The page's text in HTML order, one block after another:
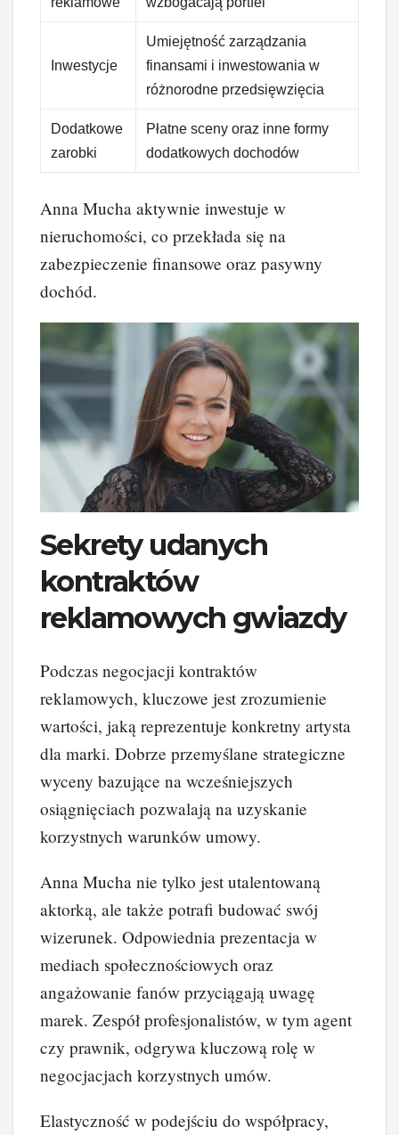
Inwestycje
Umiejętność zarządzania
finansami i inwestowania w
różnorodne przedsięwzięcia
Dodatkowe
zarobki
Płatne sceny oraz inne formy
dodatkowych dochodów
Anna Mucha aktywnie inwestuje w
nieruchomości, co przekłada się na
zabezpieczenie finansowe oraz pasywny
dochód.
Sekrety udanych
kontraktów
reklamowych gwiazdy
Podczas negocjacji kontraktów
reklamowych, kluczowe jest zrozumienie
wartości, jaką reprezentuje konkretny artysta
dla marki. Dobrze przemyślane strategiczne
wyceny bazujące na wcześniejszych
osiągnięciach pozwalają na uzyskanie
korzystnych warunków umowy.
Anna Mucha nie tylko jest utalentowaną
aktorką, ale także potrafi budować swój
wizerunek. Odpowiednia prezentacja w
mediach społecznościowych oraz
angażowanie fanów przyciągają uwagę
marek. Zespół profesjonalistów, w tym agent
czy prawnik, odgrywa kluczową rolę w
negocjacjach korzystnych umów.
Elastyczność w podejściu do współpracy,